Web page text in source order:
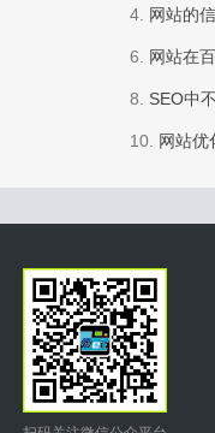
4. 网站的
6. 网站在
8. SEO中
10. 网站优